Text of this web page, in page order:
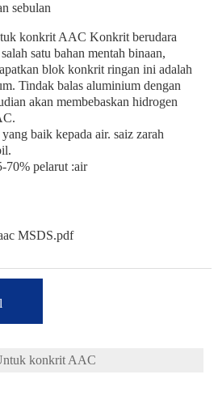
sebulan
konkrit AAC Konkrit berudara
satu bahan mentah binaan,
blok konkrit ringan ini adalah
Tindak balas aluminium dengan
akan membebaskan hidrogen
baik kepada air. saiz zarah
70% pelarut :air
MSDS.pdf
konkrit AAC